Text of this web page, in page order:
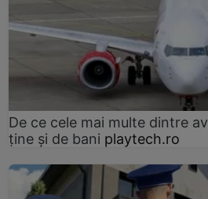
De ce cele mai multe dintre
ține și de bani playtech.ro